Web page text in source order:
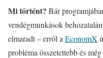
Mi történt? Bár
vendégmunkások
elmaradt – erről a EconomX
probléma összetettebb és